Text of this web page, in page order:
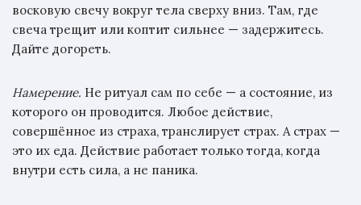
восковую свечу вокруг тела сверху вниз. Там, где
свеча трещит или коптит сильнее — задержитесь.
Дайте догореть.
Намерение. Не ритуал сам по себе — а состояние, из
которого он проводится. Любое действие,
совершённое из страха, транслирует страх. А страх —
это их еда. Действие работает только тогда, когда
внутри есть сила, а не паника.